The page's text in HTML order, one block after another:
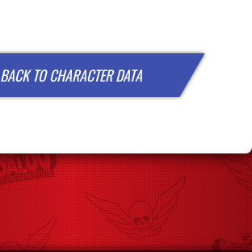
BACK TO CHARACTER DATA